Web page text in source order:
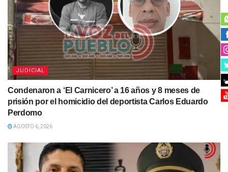
JUDICIAL
Condenaron a ‘El Carnicero’ a 16 años y 8 meses de
prisión por el homicidio del deportista Carlos Eduardo
Perdomo
AGOSTO 6, 2026